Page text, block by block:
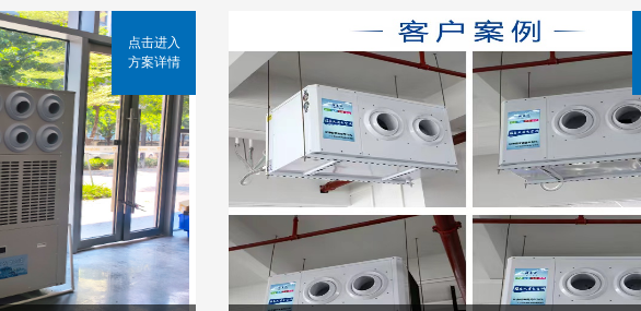
点击进入
方案详情